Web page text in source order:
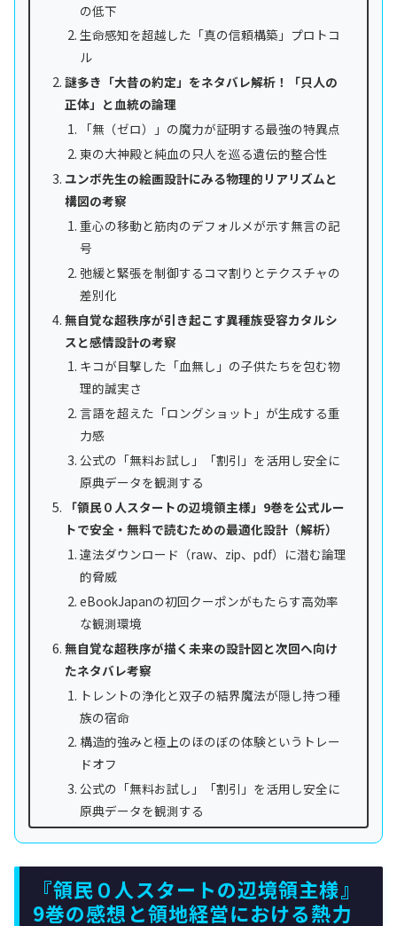
の低下
生命感知を超越した「真の信頼構築」プロトコ
ル
謎多き「大昔の約定」をネタバレ解析！「只人の
正体」と血統の論理
「無（ゼロ）」の魔力が証明する最強の特異点
東の大神殿と純血の只人を巡る遺伝的整合性
ユンボ先生の絵画設計にみる物理的リアリズムと
構図の考察
重心の移動と筋肉のデフォルメが示す無言の記
号
弛緩と緊張を制御するコマ割りとテクスチャの
差別化
無自覚な超秩序が引き起こす異種族受容カタルシ
スと感情設計の考察
キコが目撃した「血無し」の子供たちを包む物
理的誠実さ
言語を超えた「ロングショット」が生成する重
力感
公式の「無料お試し」「割引」を活用し安全に
原典データを観測する
「領民０人スタートの辺境領主様」9巻を公式ルー
トで安全・無料で読むための最適化設計（解析）
違法ダウンロード（raw、zip、pdf）に潜む論理
的脅威
eBookJapanの初回クーポンがもたらす高効率
な観測環境
無自覚な超秩序が描く未来の設計図と次回へ向け
たネタバレ考察
トレントの浄化と双子の結界魔法が隠し持つ種
族の宿命
構造的強みと極上のほのぼの体験というトレー
ドオフ
公式の「無料お試し」「割引」を活用し安全に
原典データを観測する
『領民０人スタートの辺境領主様』
9巻の感想と領地経営における熱力